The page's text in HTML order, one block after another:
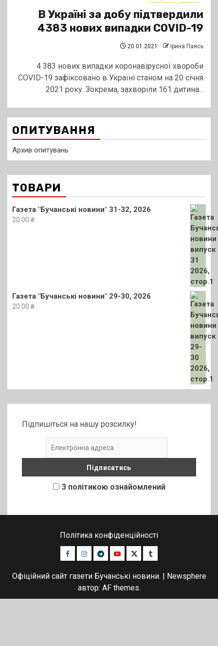
В Україні за добу підтвердили
4383 нових випадки COVID-19
20.01.2021 Ірина Паясь
4 383 нових випадки коронавірусної хвороби
COVID-19 зафіксовано в Україні станом на 20 січня
2021 року. Зокрема, захворіли 161 дитина...
ОПИТУВАННЯ
Архив опитувань
ТОВАРИ
Газета "Бучанські новини" 31-32, 2026
20.00 ₴
Газета "Бучанські новини" 29-30, 2026
20.00 ₴
Підпишіться на нашу розсилку!
З політикою ознайомлений
Політика конфіденційності
Facebook
Instagram
TelegramYoutubeTwitterTumblr
Офіційний сайт газети Бучанські новини.
Newsphere
автор: AF themes.